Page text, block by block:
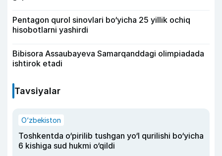
Pentagon qurol sinovlari bo‘yicha 25 yillik ochiq
hisobotlarni yashirdi
Bibisora Assaubayeva Samarqanddagi olimpiadada
ishtirok etadi
Tavsiyalar
O‘zbekiston
Toshkentda o‘pirilib tushgan yo‘l qurilishi bo‘yicha
6 kishiga sud hukmi o‘qildi